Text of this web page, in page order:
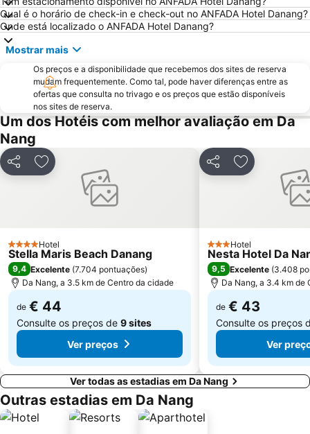
Qual é o horário de check-in e check-out no ANFADA Hotel Danang?
Onde está localizado o ANFADA Hotel Danang?
Mostrar mais
Os preços e a disponibilidade que recebemos dos sites de reserva
mudam frequentemente. Como tal, pode haver diferenças entre as
ofertas que consulta no trivago e os preços que estão disponíveis
nos sites de reserva.
Um dos Hotéis com melhor avaliação em Da
Nang
PartilharAdicionar aos favoritos
4 Estrelas
Hotel
Stella Maris Beach Danang
9,4 Excelente (7.704 pontuações)
Da Nang, a 3.5 km de Centro da cidade
de € 44
Consulte os preços de 9 sites
Ver preços
PartilharAdicionar
3 Estrelas
Hotel
Nesta Hotel Da
9,5 Excelente (3.408
Da Nang, a 3.4 km de
de € 43
Consulte os preços
Ver
Ver todas as estadias em Da Nang
Outras estadias em Da Nang